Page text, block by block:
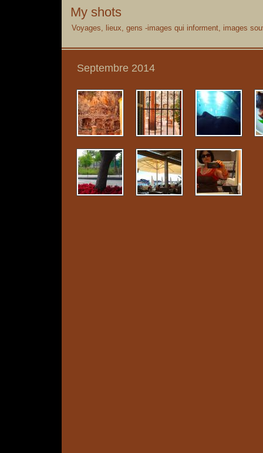
My shots
Voyages, lieux, gens -images qui informent, images
Septembre 2014